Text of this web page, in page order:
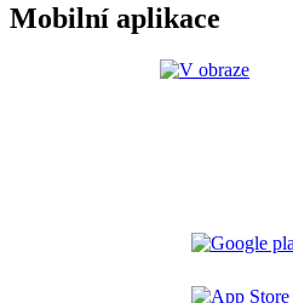
Mobilní aplikace